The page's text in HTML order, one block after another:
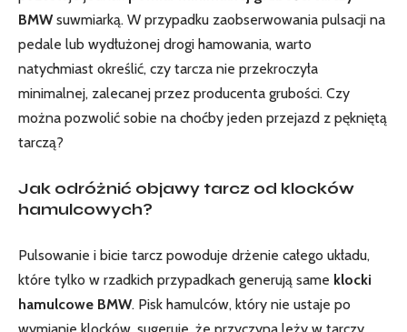
BMWsuwmiarką. W przypadku zaobserwowania pulsacji na
pedale lub wydłużonej drogi hamowania, warto
natychmiast określić, czy tarcza nie przekroczyła
minimalnej, zalecanej przez producenta grubości. Czy
można pozwolić sobie na choćby jeden przejazd z pękniętą
tarczą?
Jak odróżnić objawy tarcz od klocków
hamulcowych?
Pulsowanie i bicie tarcz powoduje drżenie całego układu,
które tylko w rzadkich przypadkach generują same klocki
hamulcowe BMW. Pisk hamulców, który nie ustaje po